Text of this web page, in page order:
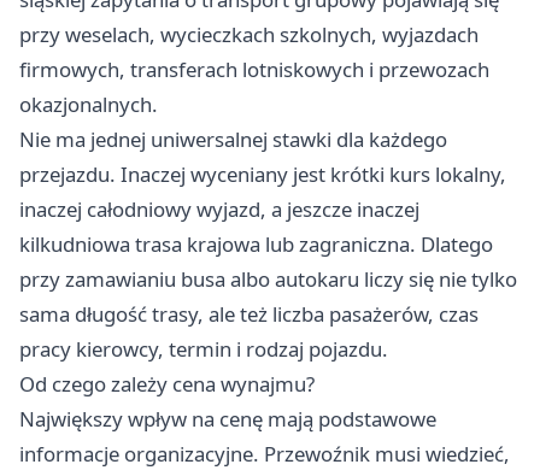
przy weselach, wycieczkach szkolnych, wyjazdach
firmowych, transferach lotniskowych i przewozach
okazjonalnych.
Nie ma jednej uniwersalnej stawki dla każdego
przejazdu. Inaczej wyceniany jest krótki kurs lokalny,
inaczej całodniowy wyjazd, a jeszcze inaczej
kilkudniowa trasa krajowa lub zagraniczna. Dlatego
przy zamawianiu busa albo autokaru liczy się nie tylko
sama długość trasy, ale też liczba pasażerów, czas
pracy kierowcy, termin i rodzaj pojazdu.
Od czego zależy cena wynajmu?
Największy wpływ na cenę mają podstawowe
informacje organizacyjne. Przewoźnik musi wiedzieć,